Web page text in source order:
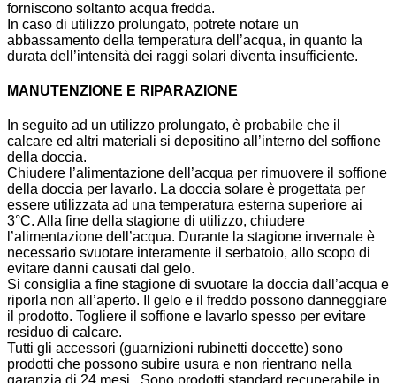
forniscono soltanto acqua fredda.
In caso di utilizzo prolungato, potrete notare un
abbassamento della temperatura dell’acqua, in quanto la
durata dell’intensità dei raggi solari diventa insufficiente.
MANUTENZIONE E RIPARAZIONE
In seguito ad un utilizzo prolungato, è probabile che il
calcare ed altri materiali si depositino all’interno del soffione
della doccia.
Chiudere l’alimentazione dell’acqua per rimuovere il soffione
della doccia per lavarlo. La doccia solare è progettata per
essere utilizzata ad una temperatura esterna superiore ai
3°C. Alla fine della stagione di utilizzo, chiudere
l’alimentazione dell’acqua. Durante la stagione invernale è
necessario svuotare interamente il serbatoio, allo scopo di
evitare danni causati dal gelo.
Si consiglia a fine stagione di svuotare la doccia dall’acqua e
riporla non all’aperto. Il gelo e il freddo possono danneggiare
il prodotto. Togliere il soffione e lavarlo spesso per evitare
residuo di calcare.
Tutti gli accessori (guarnizioni rubinetti doccette) sono
prodotti che possono subire usura e non rientrano nella